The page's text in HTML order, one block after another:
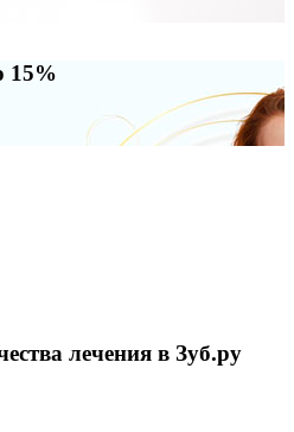
15%
лечения в Зуб.ру